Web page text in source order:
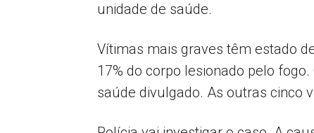
unidade de saúde.
Vítimas mais graves têm estado
17% do corpo lesionado pelo
saúde divulgado. As outras cinco